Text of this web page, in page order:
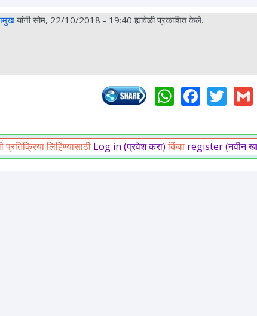
यांनी सोम, 22/10/2018 - 19:40 ह्यावेळी प्रकाशित केले.
लिहिण्यासाठी Log in (प्रवेश करा)किंवा register (नवीन